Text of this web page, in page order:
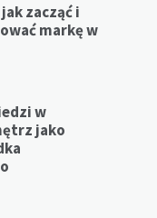
zacząć i
markę w
w
jako